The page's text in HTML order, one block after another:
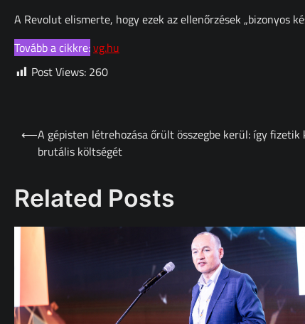
A Revolut elismerte, hogy ezek az ellenőrzések „bizonyos
Tovább a cikkre:vg.hu
Post Views: 260
Bejegyzés
navigáció
⟵A gépisten létrehozása őrült összegbe kerül: így
brutális költségét
Related Posts